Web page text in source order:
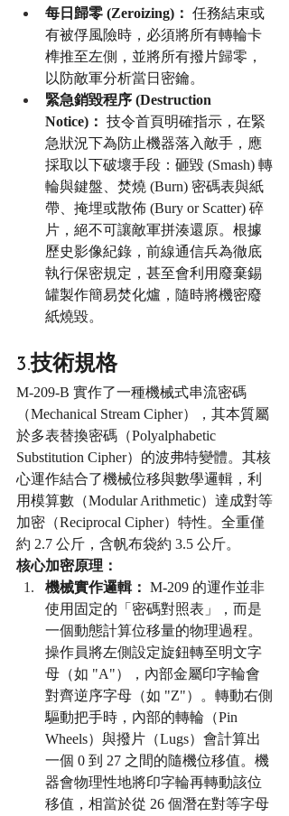
每日歸零 (Zeroizing)： 任務結束或
有被俘風險時，必須將所有轉輪卡
榫推至左側，並將所有撥片歸零，
以防敵軍分析當日密鑰。
緊急銷毀程序 (Destruction
Notice)： 技令首頁明確指示，在緊
急狀況下為防止機器落入敵手，應
採取以下破壞手段：砸毀 (Smash) 轉
輪與鍵盤、焚燒 (Burn) 密碼表與紙
帶、掩埋或散佈 (Bury or Scatter) 碎
片，絕不可讓敵軍拼湊還原。根據
歷史影像紀錄，前線通信兵為徹底
執行保密規定，甚至會利用廢棄錫
罐製作簡易焚化爐，隨時將機密廢
紙燒毀。
3.技術規格
M-209-B 實作了一種機械式串流密碼
（Mechanical Stream Cipher），其本質屬
於多表替換密碼（Polyalphabetic
Substitution Cipher）的波弗特變體。其核
心運作結合了機械位移與數學邏輯，利
用模算數（Modular Arithmetic）達成對等
加密（Reciprocal Cipher）特性。全重僅
約 2.7 公斤，含帆布袋約 3.5 公斤。
核心加密原理：
機械實作邏輯： M-209 的運作並非
使用固定的「密碼對照表」，而是
一個動態計算位移量的物理過程。
操作員將左側設定旋鈕轉至明文字
母（如 "A"），內部金屬印字輪會
對齊逆序字母（如 "Z"）。轉動右側
驅動把手時，內部的轉輪（Pin
Wheels）與撥片（Lugs）會計算出
一個 0 到 27 之間的隨機位移值。機
器會物理性地將印字輪再轉動該位
移值，相當於從 26 個潛在對等字母